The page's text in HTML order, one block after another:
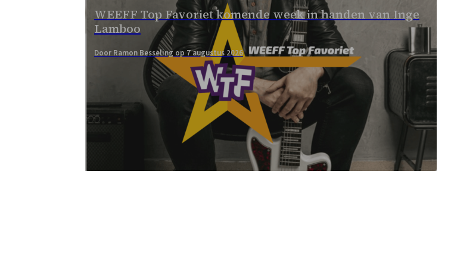
WEEFF Top Favoriet komende week in handen van Inge
Lamboo
Door Ramon Besseling op 7 augustus 2026